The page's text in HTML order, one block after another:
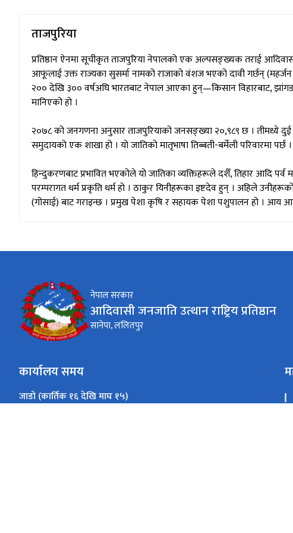
ताजपुरिया
प्रतिष्ठान ऐनमा सूचीकृत ताजपुरिया नेपालको एक अल्पसङ्ख्यक तराई
आफूलाई उक्त राज्यका सुसर्मा नामको राजाको वंशज भएको दावी गर्छन्
२०० देखि ३०० वर्षअघि भारतबाट नेपाल आएका हुन्—किसान विहारबाट,
मानिएको हो ।
२०७८ को जनगणना अनुसार ताजपुरियाको जनसङ्ख्या २०,९८९ छ । तीमध्ये दुई
समुदायको एक शाखा हो । यो जातिको मातृभाषा तिब्बती-बर्मेली परिवारमा
हिन्दुकरणबाट प्रभावित भएकोले यो जातिका व्यक्तिहरूले दशैँ, तिहार आदि पर्व
परम्परागत धर्म प्रकृति धर्म हो । ठाकुर यिनीहरूका इष्टदेव हुन् । अहिले
(गोसाई) बाट गराइन्छ । प्रमुख पेशा कृषि र सहायक पेशा पशुपालन हो । आय
नेपाल सरकार
आदिवासी जनजाति उत्थान राष्ट्रिय प्रतिष्ठान
सानेपा, ललितपुर
कार्यालय समय
जाडो (कार्तिक १६ देखि माघ १५)